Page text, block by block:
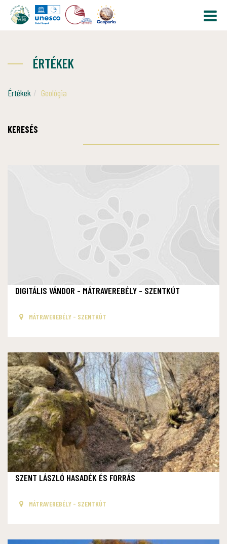
ÉRTÉKEK
Értékek Geológia
KERESÉS
DIGITÁLIS VÁNDOR - MÁTRAVEREBÉLY - SZENTKÚT
MÁTRAVEREBÉLY - SZENTKÚT
SZENT LÁSZLÓ HASADÉK ÉS FORRÁS
MÁTRAVEREBÉLY - SZENTKÚT